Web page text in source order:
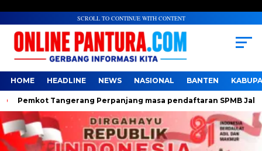
SCROLL TO CONTINUE WITH CONTENT
HOME HEADLINE NEWS NASIONAL BANTEN
Pemkot Tangerang Perpanjang masa pendaftaran SPMB Jalur